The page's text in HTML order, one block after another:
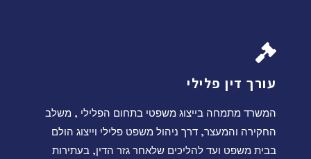
עורך דין פלילי
המשרד מתמחה בייצוג משפטי בתחום הפלילי , משלב
החקירה והמעצר, דרך ניהול משפט פלילי וייצוג הולם
בבית משפט ועד להליכים שלאחר גזר הדין, בעתירות